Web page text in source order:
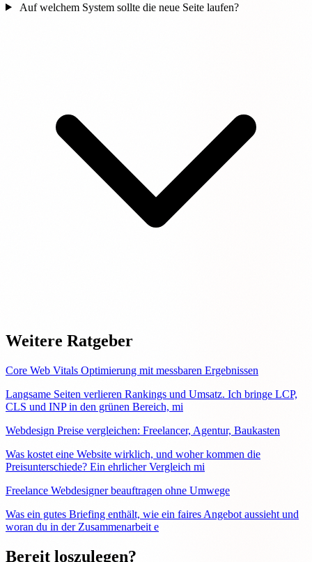
Auf welchem System sollte die neue Seite laufen?
Weitere Ratgeber
Core Web Vitals Optimierung mit messbaren Ergebnissen
Langsame Seiten verlieren Rankings und Umsatz. Ich bringe LCP,
CLS und INP in den grünen Bereich, mi
Webdesign Preise vergleichen: Freelancer, Agentur, Baukasten
Was kostet eine Website wirklich, und woher kommen die
Preisunterschiede? Ein ehrlicher Vergleich mi
Freelance Webdesigner beauftragen ohne Umwege
Was ein gutes Briefing enthält, wie ein faires Angebot aussieht und
woran du in der Zusammenarbeit e
Bereit loszulegen?